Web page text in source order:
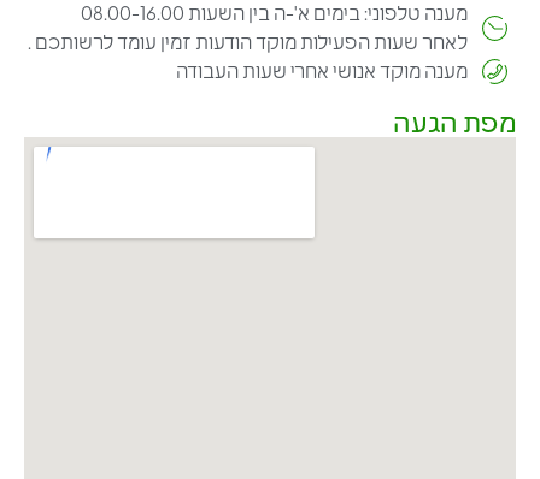
מענה טלפוני: בימים א'-ה בין השעות 08.00-16.00
לאחר שעות הפעילות מוקד הודעות זמין עומד לרשותכם .
מענה מוקד אנושי אחרי שעות העבודה
מפת הגעה